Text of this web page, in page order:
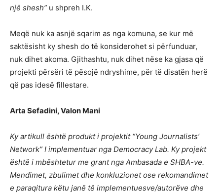
një shesh” u shpreh I.K.
Meqë nuk ka asnjë sqarim as nga komuna, se kur më
saktësisht ky shesh do të konsiderohet si përfunduar,
nuk dihet akoma. Gjithashtu, nuk dihet nëse ka gjasa që
projekti përsëri të pësojë ndryshime, për të disatën herë
që pas idesë fillestare.
Arta Sefadini, Valon Mani
Ky artikull është produkt i projektit “Young Journalists’
Network” I implementuar nga Democracy Lab. Ky projekt
është i mbështetur me grant nga Ambasada e SHBA-ve.
Mendimet, zbulimet dhe konkluzionet ose rekomandimet
e paraqitura këtu janë të implementuesve/autorëve dhe